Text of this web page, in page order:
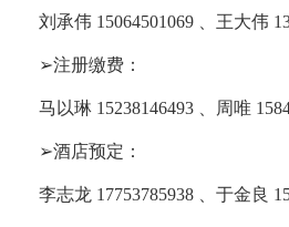
刘承伟 15064501069 、王大伟
➢注册缴费：
马以琳 15238146493 、周唯
➢酒店预定：
李志龙 17753785938 、于金良